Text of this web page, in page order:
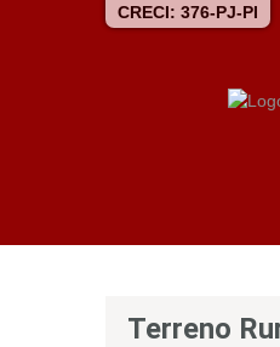
CRECI: 376-PJ-PI
Terreno